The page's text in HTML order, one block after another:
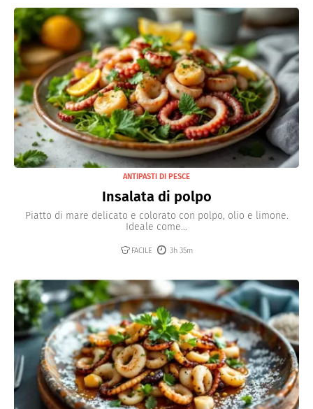
ANTIPASTI DI PESCE
Insalata di polpo
Piatto di mare delicato e colorato con polpo, olio e limone.
Ideale come...
FACILE 3h 35m